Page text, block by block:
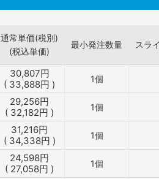
通常単価(税別)
(税込単価)
最小発注数量 スラ
30,807円
( 33,888円 ) 1個
29,256円
( 32,182円 ) 1個
31,216円
( 34,338円 ) 1個
24,598円
( 27,058円 ) 1個